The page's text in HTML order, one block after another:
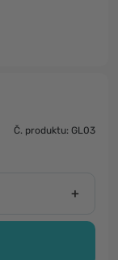
Č. produktu: GL03
+